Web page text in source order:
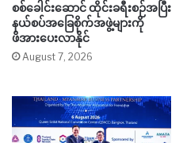
စစ်ခေါင်းဆောင် ထိုင်းခရီးစဉ်အပြီး
နယ်စပ်အခြေစိုက်အဖွဲ့များကို
ဖိအားပေးလာနိုင်
August 7, 2026